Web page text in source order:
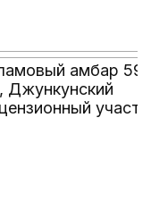
амбар
Джункунский